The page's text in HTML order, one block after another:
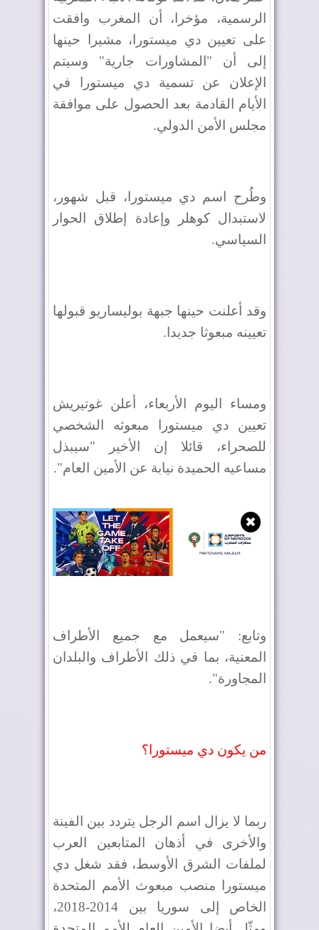
الرسمية، مؤخرا، أن المغرب وافقت
على تعيين دي ميستورا، مشيرا حينها
إلى أن "المشاورات جارية" وسيتم
الإعلان عن تسمية دي ميستورا في
الأيام القادمة بعد الحصول على موافقة
مجلس الأمن الدولي.
وطُرح اسم دي ميستورا، قبل شهور،
لاستبدال كوهلر وإعادة إطلاق الحوار
السياسي.
وقد أعلنت حينها جبهة بوليساريو قبولها
تعيينه مبعوثا جديدا.
ومساء اليوم الأربعاء، أعلن غوتيريش
تعيين دي ميستورا مبعوثه الشخصي
للصحراء، قائلا إن الأخير "سيبذل
مساعيه الحميدة نيابة عن الأمين العام".
✖
وتابع: "سيعمل مع جميع الأطراف
المعنية، بما في ذلك الأطراف والبلدان
المجاورة".
من يكون دي ميستورا؟
ربما لا يزال اسم الرجل يتردد بين الفينة
والأخرى في أذهان المتابعين العرب
لملفات الشرق الأوسط، فقد شغل دي
ميستورا منصب مبعوث الأمم المتحدة
الخاص إلى سوريا بين 2014-2018،